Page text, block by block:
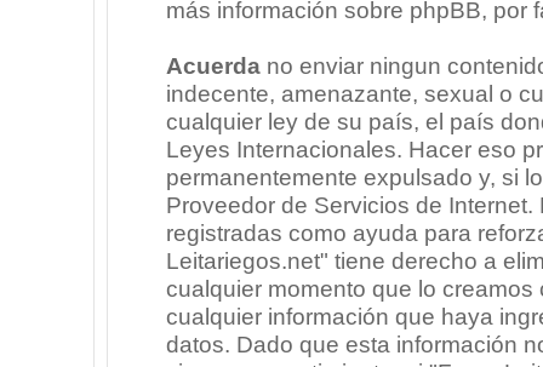
más información sobre phpBB, por
Acuerdano enviar ningun
indecente, amenazante, sexual o
cualquier ley de su país, el país
Leyes Internacionales. Hacer eso
permanentemente expulsado y, si
Proveedor de Servicios de
registradas como ayuda para
Leitariegos.net" tiene derecho a
cualquier momento que lo
cualquier información que haya
datos. Dado que esta información